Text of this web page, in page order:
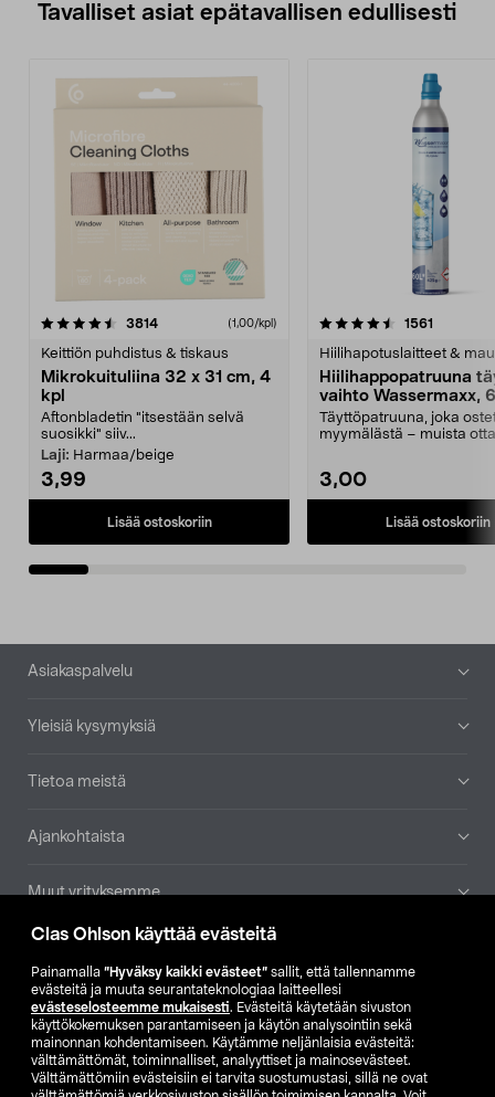
Clas Ohlson käyttää evästeitä
Painamalla ”Hyväksy kaikki evästeet” sallit, että tallennamme
evästeitä ja muuta seurantateknologiaa laitteellesi
evästeselosteemme mukaisesti. Evästeitä käytetään sivuston
käyttökokemuksen parantamiseen ja käytön analysointiin sekä
mainonnan kohdentamiseen. Käytämme neljänlaisia evästeitä:
välttämättömät, toiminnalliset, analyyttiset ja mainosevästeet.
Välttämättömiin evästeisiin ei tarvita suostumustasi, sillä ne ovat
Tavalliset asiat epätavallisen edullisesti
3814arvostelut (1,00/kpl)
Keittiön puhdistus & tiskaus
Mikrokuituliina 32 x 31 cm, 4
kpl
Aftonbladetin "itsestään selvä
suosikki" siiv...
Laji: Harmaa/beige
3,99
Lisää ostoskoriin
4.5viidestä
1561
Hiilihapotuslaitteet &
Hiilihappopatruuna
vaihto Wassermaxx,
Täyttöpatruuna, joka
myymälästä – muista
3,00
Lisää ostoskoriin
4.5viidestä
Alatunniste
Asiakaspalvelu
Yleisiä kysymyksiä
Tietoa meistä
Ajankohtaista
Muut yrityksemme
Etsi myymälä
SE NO FI
FI SV